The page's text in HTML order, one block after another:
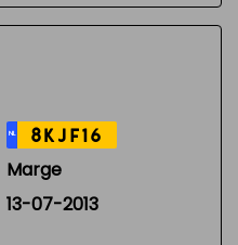
NL 8KJF16
Marge
13-07-2013